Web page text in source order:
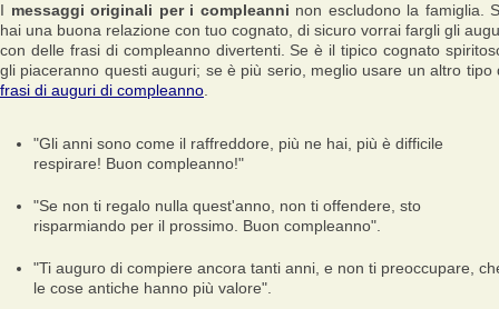
I messaggi originali per i compleanni non escludono la famiglia.
hai una buona relazione con tuo cognato, di sicuro vorrai fargli gli
con delle frasi di compleanno divertenti. Se è il tipico cognato
gli piaceranno questi auguri; se è più serio, meglio usare un altro tipo
frasi di auguri di compleanno
"Gli anni sono come il raffreddore, più ne hai, più è difficile
respirare! Buon compleanno!"
"Se non ti regalo nulla quest'anno, non ti offendere, sto
risparmiando per il prossimo. Buon compleanno".
"Ti auguro di compiere ancora tanti anni, e non ti preoccupare,
le cose antiche hanno più valore".